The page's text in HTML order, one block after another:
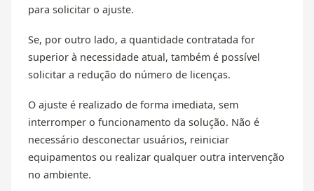
para solicitar o ajuste.
Se, por outro lado, a quantidade contratada for
superior à necessidade atual, também é possível
solicitar a redução do número de licenças.
O ajuste é realizado de forma imediata, sem
interromper o funcionamento da solução. Não é
necessário desconectar usuários, reiniciar
equipamentos ou realizar qualquer outra intervenção
no ambiente.